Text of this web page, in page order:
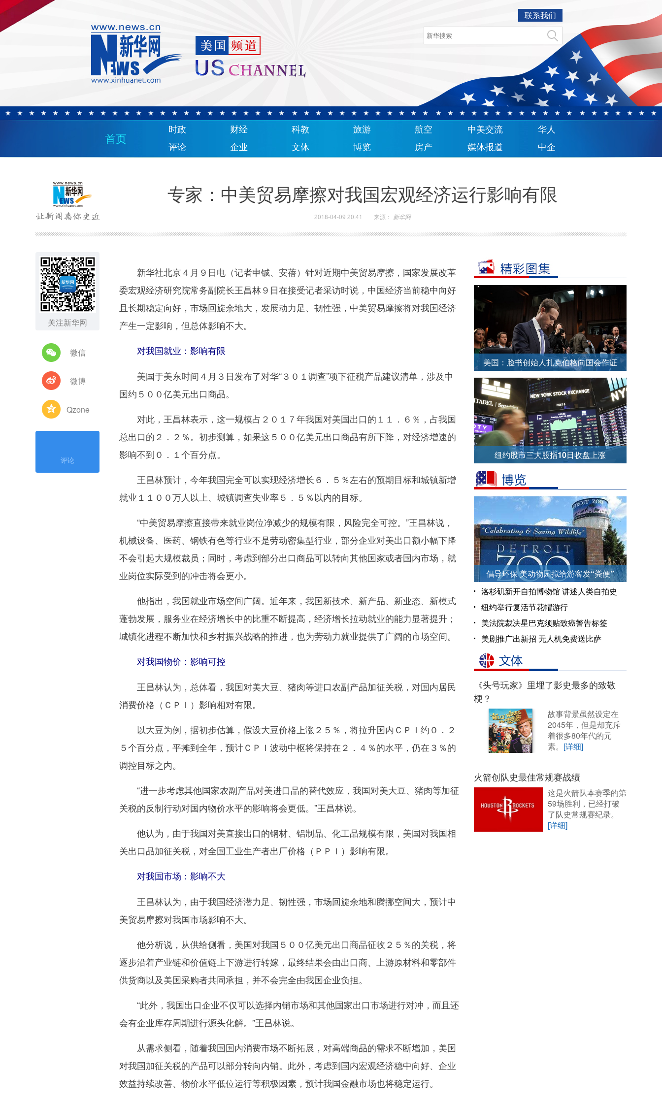
联系我们
首页
时政 财经 科教 旅游 航空 中美交流
华人
评论
企业 文体 博览 房产 媒体报道 中企
专家：中美贸易摩擦对我国宏观经济运行影响有限
2018-04-09 20:41 来源： 新华网
关注新华网
微信
微博
Qzone
评论
新华社北京４月９日电（记者申铖、安蓓）针对近期中美贸易摩擦，国家发展改革
委宏观经济研究院常务副院长王昌林９日在接受记者采访时说，中国经济当前稳中向好
且长期稳定向好，市场回旋余地大，发展动力足、韧性强，中美贸易摩擦将对我国经济
产生一定影响，但总体影响不大。
对我国就业：影响有限
美国于美东时间４月３日发布了对华“３０１调查”项下征税产品建议清单，涉及中
国约５００亿美元出口商品。
对此，王昌林表示，这一规模占２０１７年我国对美国出口的１１．６％，占我国
总出口的２．２％。初步测算，如果这５００亿美元出口商品有所下降，对经济增速的
影响不到０．１个百分点。
王昌林预计，今年我国完全可以实现经济增长６．５％左右的预期目标和城镇新增
就业１１００万人以上、城镇调查失业率５．５％以内的目标。
“中美贸易摩擦直接带来就业岗位净减少的规模有限，风险完全可控。”王昌林说，
机械设备、医药、钢铁有色等行业不是劳动密集型行业，部分企业对美出口额小幅下降
不会引起大规模裁员；同时，考虑到部分出口商品可以转向其他国家或者国内市场，就
业岗位实际受到的冲击将会更小。
他指出，我国就业市场空间广阔。近年来，我国新技术、新产品、新业态、新模式
蓬勃发展，服务业在经济增长中的比重不断提高，经济增长拉动就业的能力显著提升；
城镇化进程不断加快和乡村振兴战略的推进，也为劳动力就业提供了广阔的市场空间。
对我国物价：影响可控
王昌林认为，总体看，我国对美大豆、猪肉等进口农副产品加征关税，对国内居民
消费价格（ＣＰＩ）影响相对有限。
以大豆为例，据初步估算，假设大豆价格上涨２５％，将拉升国内ＣＰＩ约０．２
５个百分点，平摊到全年，预计ＣＰＩ波动中枢将保持在２．４％的水平，仍在３％的
调控目标之内。
“进一步考虑其他国家农副产品对美进口品的替代效应，我国对美大豆、猪肉等加征
关税的反制行动对国内物价水平的影响将会更低。”王昌林说。
他认为，由于我国对美直接出口的钢材、铝制品、化工品规模有限，美国对我国相
关出口品加征关税，对全国工业生产者出厂价格（ＰＰＩ）影响有限。
对我国市场：影响不大
王昌林认为，由于我国经济潜力足、韧性强，市场回旋余地和腾挪空间大，预计中
美贸易摩擦对我国市场影响不大。
他分析说，从供给侧看，美国对我国５００亿美元出口商品征收２５％的关税，将
逐步沿着产业链和价值链上下游进行转嫁，最终结果会由出口商、上游原材料和零部件
供货商以及美国采购者共同承担，并不会完全由我国企业负担。
“此外，我国出口企业不仅可以选择内销市场和其他国家出口市场进行对冲，而且还
会有企业库存周期进行源头化解。”王昌林说。
从需求侧看，随着我国国内消费市场不断拓展，对高端商品的需求不断增加，美国
对我国加征关税的产品可以部分转向内销。此外，考虑到国内宏观经济稳中向好、企业
效益持续改善、物价水平低位运行等积极因素，预计我国金融市场也将稳定运行。
美国：脸书创始人扎克伯格向国会作证
被记者层层包围
纽约股市三大股指10日收盘上涨
倡导环保 美动物园拟给游客发“粪便”
洛杉矶新开自拍博物馆 讲述人类自拍史
纽约举行复活节花帽游行
美法院裁决星巴克须贴致癌警告标签
美剧推广出新招 无人机免费送比萨
《头号玩家》里埋了影史最多的致敬
梗？
故事背景虽然设定在
2045年，但是却充斥
着很多80年代的元
素。 [详细]
火箭创队史最佳常规赛战绩
这是火箭队本赛季的第
59场胜利，已经打破
了队史常规赛纪录。
[详细]